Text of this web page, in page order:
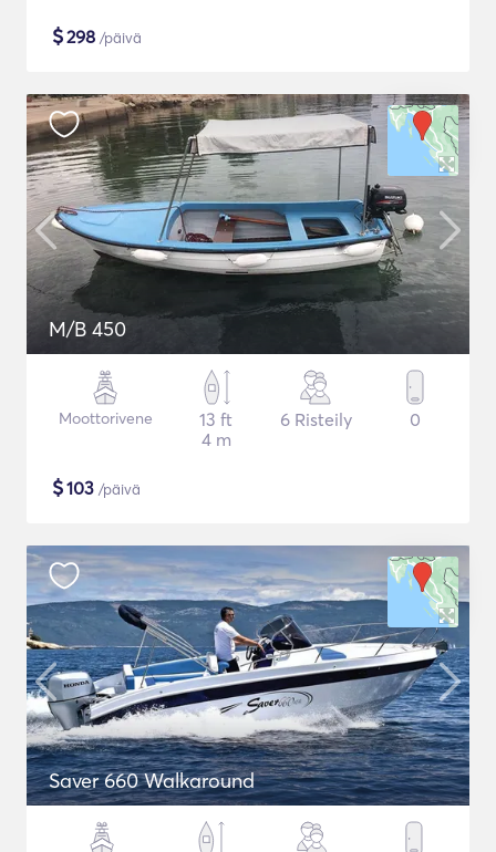
$298 /päivä
M/B 450
Moottorivene
13 ft
4 m
6 Risteily 0
$103 /päivä
Saver 660 Walkaround